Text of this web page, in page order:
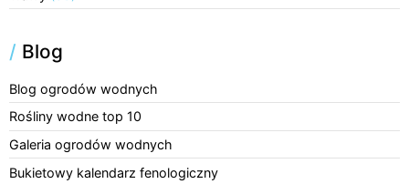
/ Blog
Blog ogrodów wodnych
Rośliny wodne top 10
Galeria ogrodów wodnych
Bukietowy kalendarz fenologiczny